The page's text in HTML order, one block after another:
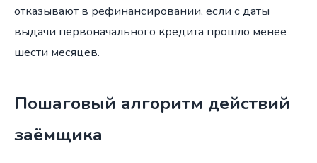
отказывают в рефинансировании, если с даты
выдачи первоначального кредита прошло менее
шести месяцев.
Пошаговый алгоритм действий
заёмщика